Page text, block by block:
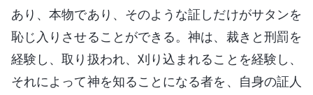
あり、本物であり、そのような証しだけがサタンを
恥じ入りさせることができる。神は、裁きと刑罰を
経験し、取り扱われ、刈り込まれることを経験し、
それによって神を知ることになる者を、自身の証人